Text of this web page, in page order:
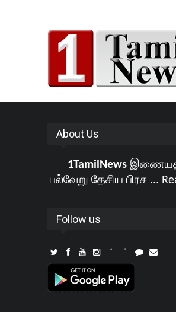
About Us
1TamilNews
பல்வேறு தேசிய பிரச ...
Follow us